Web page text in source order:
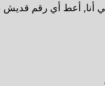
أنا, أعط أي رقم قديش